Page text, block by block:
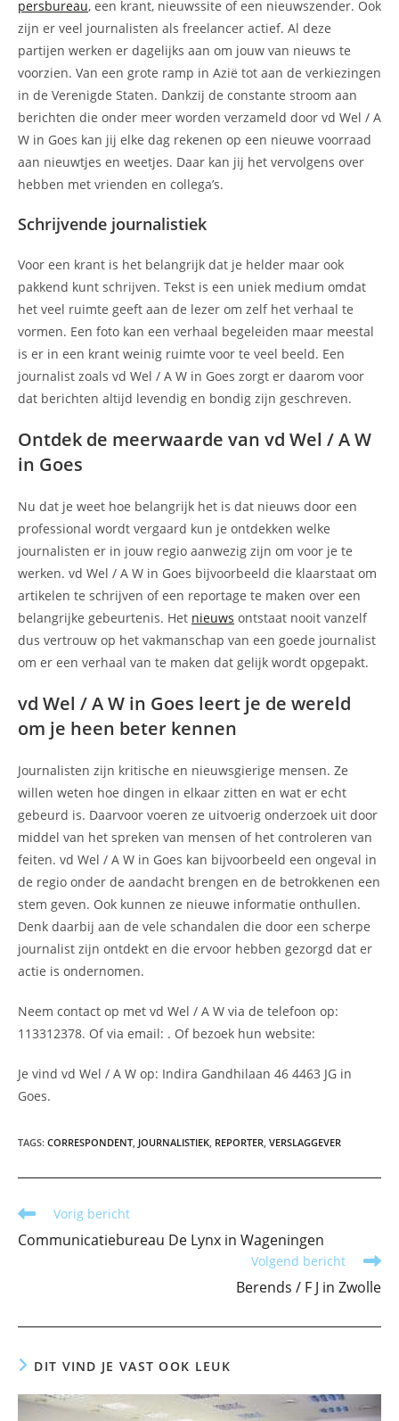
persbureau, een krant, nieuwssite of een nieuwszender. Ook
zijn er veel journalisten als freelancer actief. Al deze
partijen werken er dagelijks aan om jouw van nieuws te
voorzien. Van een grote ramp in Azië tot aan de verkiezingen
in de Verenigde Staten. Dankzij de constante stroom aan
berichten die onder meer worden verzameld door vd Wel / A
W in Goes kan jij elke dag rekenen op een nieuwe voorraad
aan nieuwtjes en weetjes. Daar kan jij het vervolgens over
hebben met vrienden en collega’s.
Schrijvende journalistiek
Voor een krant is het belangrijk dat je helder maar ook
pakkend kunt schrijven. Tekst is een uniek medium omdat
het veel ruimte geeft aan de lezer om zelf het verhaal te
vormen. Een foto kan een verhaal begeleiden maar meestal
is er in een krant weinig ruimte voor te veel beeld. Een
journalist zoals vd Wel / A W in Goes zorgt er daarom voor
dat berichten altijd levendig en bondig zijn geschreven.
Ontdek de meerwaarde van vd Wel / A W
in Goes
Nu dat je weet hoe belangrijk het is dat nieuws door een
professional wordt vergaard kun je ontdekken welke
journalisten er in jouw regio aanwezig zijn om voor je te
werken. vd Wel / A W in Goes bijvoorbeeld die klaarstaat om
artikelen te schrijven of een reportage te maken over een
belangrijke gebeurtenis. Het nieuws ontstaat nooit vanzelf
dus vertrouw op het vakmanschap van een goede journalist
om er een verhaal van te maken dat gelijk wordt opgepakt.
vd Wel / A W in Goes leert je de wereld
om je heen beter kennen
Journalisten zijn kritische en nieuwsgierige mensen. Ze
willen weten hoe dingen in elkaar zitten en wat er echt
gebeurd is. Daarvoor voeren ze uitvoerig onderzoek uit door
middel van het spreken van mensen of het controleren van
feiten. vd Wel / A W in Goes kan bijvoorbeeld een ongeval in
de regio onder de aandacht brengen en de betrokkenen een
stem geven. Ook kunnen ze nieuwe informatie onthullen.
Denk daarbij aan de vele schandalen die door een scherpe
journalist zijn ontdekt en die ervoor hebben gezorgd dat er
actie is ondernomen.
Neem contact op met vd Wel / A W via de telefoon op:
113312378. Of via email: . Of bezoek hun website:
Je vind vd Wel / A W op: Indira Gandhilaan 46 4463 JG in
Goes.
TAGS: CORRESPONDENT JOURNALISTIEK REPORTER VERSLAGGEVER
Lees
artikelen
Vorig bericht
Communicatiebureau De Lynx in Wageningen
Volgend bericht
Berends / F J in Zwolle
DIT VIND JE VAST OOK LEUK